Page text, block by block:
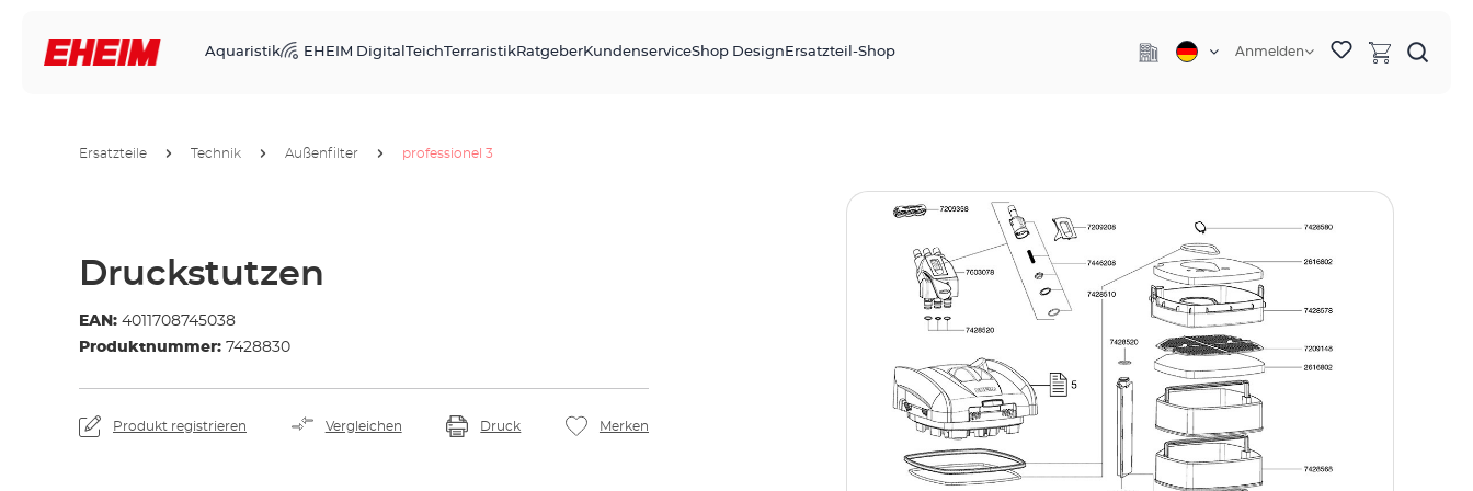
Aquaristik EHEIM Digital TeichTerraristikRatgeberKundenserviceShop Design Ersatzteil-Shop Anmelden
Ersatzteile Technik Außenfilter professionel 3
Druckstutzen
EAN: 4011708745038
Produktnummer: 7428830
Produkt registrieren Vergleichen Druck Merken